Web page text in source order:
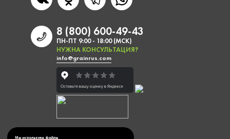
8 (800) 600-49-43
ПН-ПТ 9:00 - 18:00 (МСК)
НУЖНА КОНСУЛЬТАЦИЯ?
info@grainrus.com
Мы используем файлы